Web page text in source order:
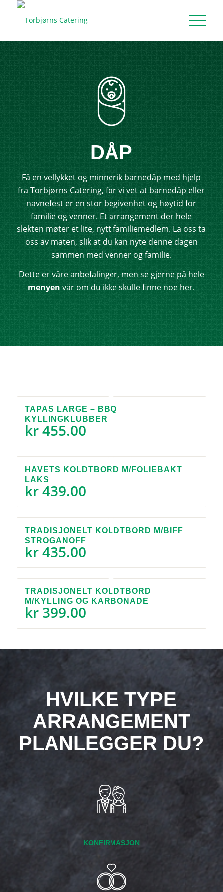
DÅP
Få en vellykket og minnerik barnedåp med hjelp
fra Torbjørns Catering, for vi vet at barnedåp eller
navnefest er en stor begivenhet og høytid for
familie og venner. Et arrangement der hele
slekten møter et lite, nytt familiemedlem. La oss ta
oss av maten, slik at du kan nyte denne dagen
sammen med venner og familie.
Dette er våre anbefalinger, men se gjerne på hele
menyen vår om du ikke skulle finne noe her.
TAPAS LARGE – BBQ
KYLLINGKLUBBER
kr455.00
HAVETS KOLDTBORD M/FOLIEBAKT
LAKS
kr439.00
TRADISJONELT KOLDTBORD M/BIFF
STROGANOFF
kr435.00
TRADISJONELT KOLDTBORD
M/KYLLING OG KARBONADE
kr399.00
HVILKE TYPE
ARRANGEMENT
PLANLEGGER DU?
KONFIRMASJON